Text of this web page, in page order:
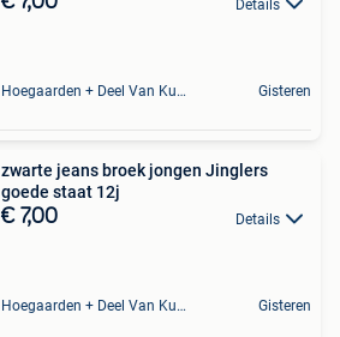
Details
Hoegaarden + Deel Van Kumtich + Deel Van Tienen Gisteren
zwarte jeans broek jongen Jinglers
goede staat 12j
€ 7,00 Details
Hoegaarden + Deel Van Kumtich + Deel Van Tienen Gisteren